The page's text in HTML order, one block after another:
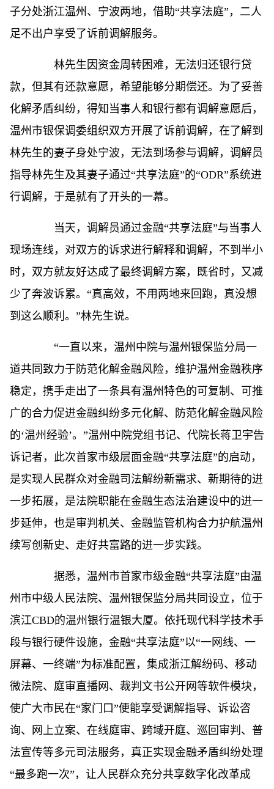
子分处浙江温州、宁波两地，借助“共享法庭”，二人
足不出户享受了诉前调解服务。
林先生因资金周转困难，无法归还银行贷
款，但其有还款意愿，希望能够分期偿还。为了妥善
化解矛盾纠纷，得知当事人和银行都有调解意愿后，
温州市银保调委组织双方开展了诉前调解，在了解到
林先生的妻子身处宁波，无法到场参与调解，调解员
指导林先生及其妻子通过“共享法庭”的“ODR”系统进
行调解，于是就有了开头的一幕。
当天，调解员通过金融“共享法庭”与当事人
现场连线，对双方的诉求进行解释和调解，不到半小
时，双方就友好达成了最终调解方案，既省时，又减
少了奔波诉累。“真高效，不用两地来回跑，真没想
到这么顺利。”林先生说。
“一直以来，温州中院与温州银保监分局一
道共同致力于防范化解金融风险，维护温州金融秩序
稳定，携手走出了一条具有温州特色的可复制、可推
广的合力促进金融纠纷多元化解、防范化解金融风险
的‘温州经验’。”温州中院党组书记、代院长蒋卫宇告
诉记者，此次首家市级层面金融“共享法庭”的启动，
是实现人民群众对金融司法解纷新需求、新期待的进
一步拓展，是法院职能在金融生态法治建设中的进一
步延伸，也是审判机关、金融监管机构合力护航温州
续写创新史、走好共富路的进一步实践。
据悉，温州市首家市级金融“共享法庭”由温
州市中级人民法院、温州银保监分局共同设立，位于
滨江CBD的温州银行温银大厦。依托现代科学技术手
段与银行硬件设施，金融“共享法庭”以“一网线、一
屏幕、一终端”为标准配置，集成浙江解纷码、移动
微法院、庭审直播网、裁判文书公开网等软件模块，
使广大市民在“家门口”便能享受调解指导、诉讼咨
询、网上立案、在线庭审、跨域开庭、巡回审判、普
法宣传等多元司法服务，真正实现金融矛盾纠纷处理
“最多跑一次”，让人民群众充分共享数字化改革成